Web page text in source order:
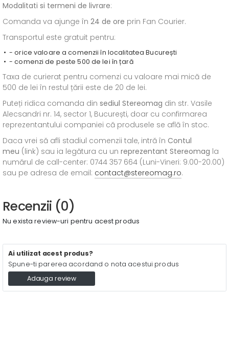
Modalitati si termeni de livrare:
Comanda va ajunge în 24 de ore prin Fan Courier.
Transportul este gratuit pentru:
- orice valoare a comenzii în localitatea București
- comenzi de peste 500 de lei în țară
Taxa de curierat pentru comenzi cu valoare mai mică de
500 de lei în restul țării este de 20 de lei.
Puteți ridica comanda din sediul Stereomag din str. Vasile
Alecsandri nr. 14, sector 1, București, doar cu confirmarea
reprezentantului companiei că produsele se află în stoc.
Daca vrei să afli stadiul comenzii tale, intră în Contul
meu (link) sau ia legătura cu un reprezentant Stereomag la
numărul de call-center: 0744 357 664 (Luni-Vineri: 9.00-20.00)
sau pe adresa de email: contact@stereomag.ro.
Recenzii (0)
Nu exista review-uri pentru acest produs
Ai utilizat acest produs?
Spune-ti parerea acordand o nota acestui produs
Adauga review